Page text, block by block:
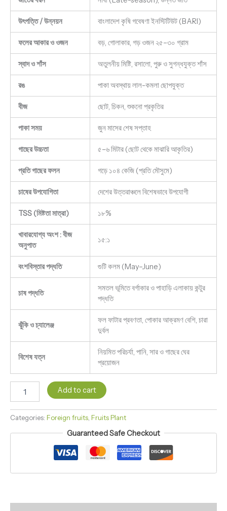
উৎপত্তি / উন্নয়ন বাংলাদেশ কৃষি গবেষণা ইনস্টিটিউট (BARI)
ফলের আকার ও ওজন বড়, গোলাকার, গড় ওজন ২৫–৩০ গ্রাম
স্বাদ ও শাঁস অতুলনীয় মিষ্টি, রসালো, পুরু ও সুগন্ধযুক্ত শাঁস
রঙ পাকা অবস্থায় লাল-কমলা ছোপযুক্ত
বীজ ছোট, চিকন, শুকনো প্রকৃতির
পাকা সময় জুন মাসের শেষ সপ্তাহ
গাছের উচ্চতা ৫–৬ মিটার (ছোট থেকে মাঝারি আকৃতির)
প্রতি গাছের ফলন গড়ে ১০৪ কেজি (প্রতি মৌসুমে)
চাষের উপযোগিতা দেশের উত্তরাঞ্চলে বিশেষভাবে উপযোগী
TSS (মিষ্টতা মাত্রা) ১৮%
খাবারযোগ্য অংশ : বীজ
অনুপাত
১৫:১
বংশবিস্তার পদ্ধতি গুটি কলম (May–June)
চাষ পদ্ধতি
সমতল ভূমিতে বর্গাকার ও পাহাড়ি এলাকায় কন্টুর
পদ্ধতি
ঝুঁকি ও চ্যালেঞ্জ
ফল ফাটার প্রবণতা, পোকার আক্রমণ বেশি, চারা
দুর্বল
বিশেষ যত্ন
নিয়মিত পরিচর্যা, পানি, সার ও গাছের ঘের
প্রয়োজন
Add to cart
Categories: Foreign fruits Fruits Plant
Guaranteed Safe Checkout